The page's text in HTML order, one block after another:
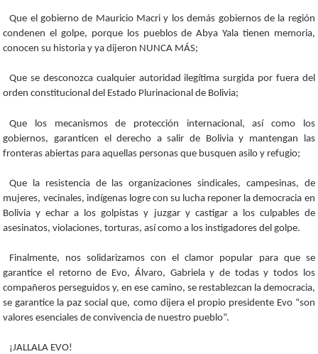
Que el gobierno de Mauricio Macri y los demás gobiernos de la región
condenen el golpe, porque los pueblos de Abya Yala tienen memoria,
conocen su historia y ya dijeron NUNCA MÁS;
Que se desconozca cualquier autoridad ilegítima surgida por fuera del
orden constitucional del Estado Plurinacional de Bolivia;
Que los mecanismos de protección internacional, así como los
gobiernos, garanticen el derecho a salir de Bolivia y mantengan las
fronteras abiertas para aquellas personas que busquen asilo y refugio;
Que la resistencia de las organizaciones sindicales, campesinas, de
mujeres, vecinales, indígenas logre con su lucha reponer la democracia en
Bolivia y echar a los golpistas y juzgar y castigar a los culpables de
asesinatos, violaciones, torturas, así como a los instigadores del golpe.
Finalmente, nos solidarizamos con el clamor popular para que se
garantice el retorno de Evo, Álvaro, Gabriela y de todas y todos los
compañeros perseguidos y, en ese camino, se restablezcan la democracia,
se garantice la paz social que, como dijera el propio presidente Evo “son
valores esenciales de convivencia de nuestro pueblo”.
¡JALLALA EVO!